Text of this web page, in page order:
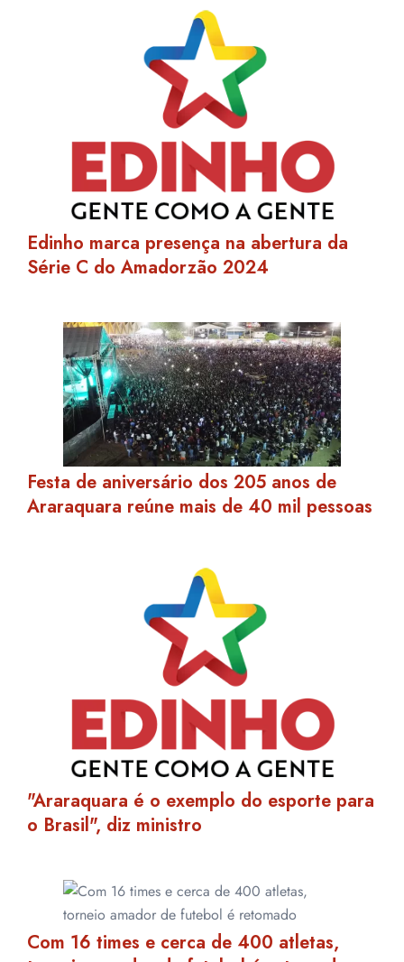
Edinho marca presença na abertura da
Série C do Amadorzão 2024
Festa de aniversário dos 205 anos de
Araraquara reúne mais de 40 mil pessoas
"Araraquara é o exemplo do esporte para
o Brasil", diz ministro
Com 16 times e cerca de 400 atletas,